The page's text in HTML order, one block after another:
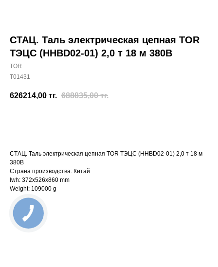
СТАЦ. Таль электрическая цепная TOR
ТЭЦС (HHBD02-01) 2,0 т 18 м 380В
TOR
T01431
626214,00 тг. 688835,00 тг.
СТАЦ. Таль электрическая цепная TOR ТЭЦС (HHBD02-01) 2,0 т 18 м
380В
Страна производства: Китай
lwh: 372x526x860 mm
Weight: 109000 g